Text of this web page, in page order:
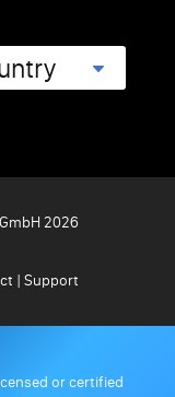
2026
| Support
or certified